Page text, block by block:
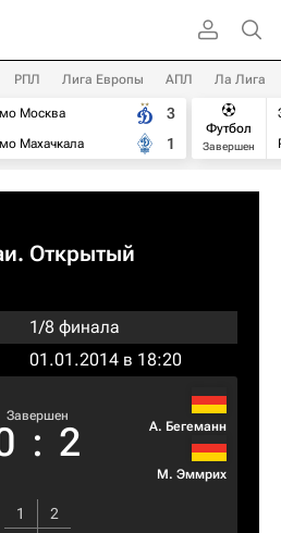
РПЛ Лига Европы АПЛ Ла Лига
Москва
Махачкала
3
1
Футбол
Завершен
Открытый
1/8 финала
01.01.2014 в 18:20
Завершен
: 2 А. Бегеманн
М. Эммрих
1
2